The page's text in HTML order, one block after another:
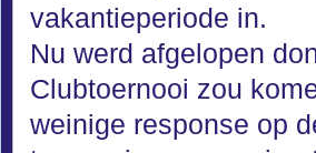
vakantieperiode in.
Nu werd afgelopen
Clubtoernooi zou
weinige response op